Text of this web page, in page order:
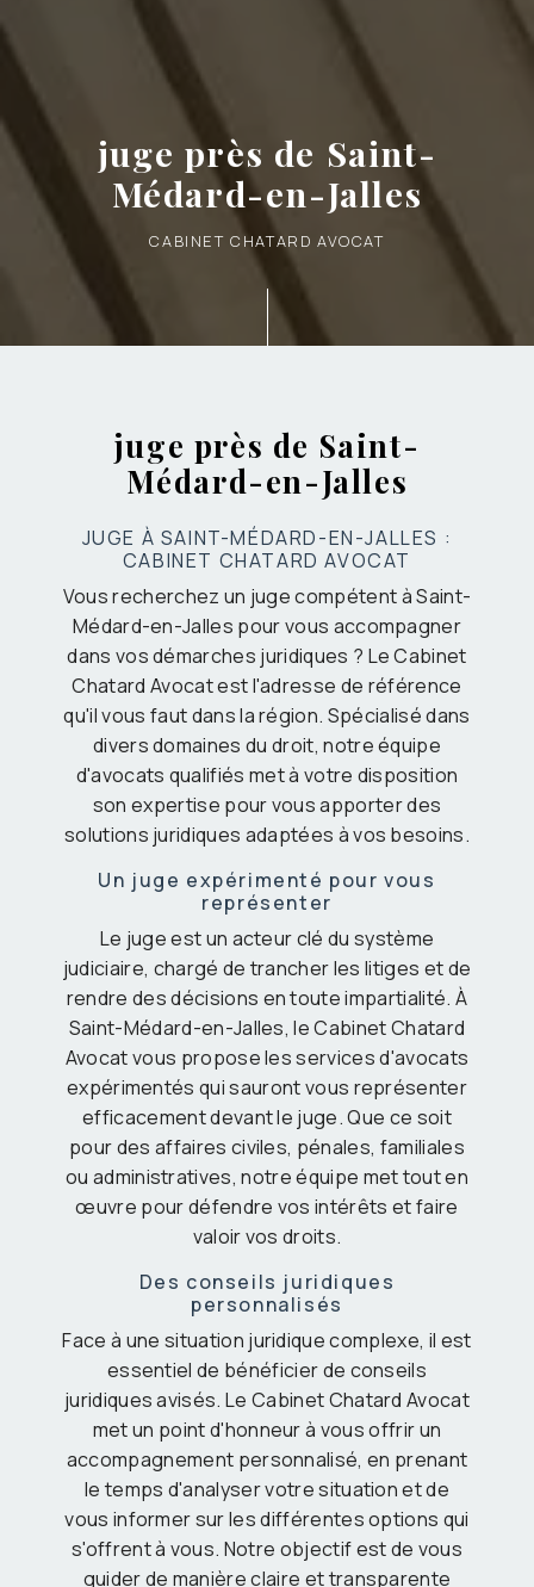
juge près de Saint-
Médard-en-Jalles
CABINET CHATARD AVOCAT
juge près de Saint-
Médard-en-Jalles
JUGE À SAINT-MÉDARD-EN-JALLES :
CABINET CHATARD AVOCAT
Vous recherchez un juge compétent à Saint-
Médard-en-Jalles pour vous accompagner
dans vos démarches juridiques ? Le Cabinet
Chatard Avocat est l'adresse de référence
qu'il vous faut dans la région. Spécialisé dans
divers domaines du droit, notre équipe
d'avocats qualifiés met à votre disposition
son expertise pour vous apporter des
solutions juridiques adaptées à vos besoins.
Un juge expérimenté pour vous
représenter
Le juge est un acteur clé du système
judiciaire, chargé de trancher les litiges et de
rendre des décisions en toute impartialité. À
Saint-Médard-en-Jalles, le Cabinet Chatard
Avocat vous propose les services d'avocats
expérimentés qui sauront vous représenter
efficacement devant le juge. Que ce soit
pour des affaires civiles, pénales, familiales
ou administratives, notre équipe met tout en
œuvre pour défendre vos intérêts et faire
valoir vos droits.
Des conseils juridiques
personnalisés
Face à une situation juridique complexe, il est
essentiel de bénéficier de conseils
juridiques avisés. Le Cabinet Chatard Avocat
met un point d'honneur à vous offrir un
accompagnement personnalisé, en prenant
le temps d'analyser votre situation et de
vous informer sur les différentes options qui
s'offrent à vous. Notre objectif est de vous
guider de manière claire et transparente